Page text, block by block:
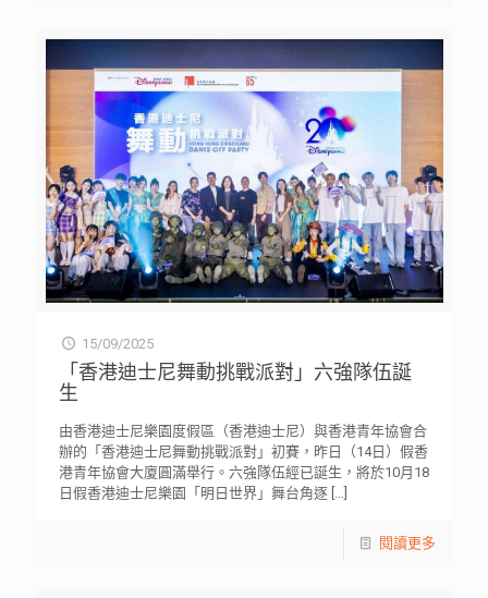
15/09/2025
「香港迪士尼舞動挑戰派對」六強隊伍誕
生
由香港迪士尼樂園度假區（香港迪士尼）與香港青年協會合
辦的「香港迪士尼舞動挑戰派對」初賽，昨日（14日）假香
港青年協會大廈圓滿舉行。六強隊伍經已誕生，將於10月18
日假香港迪士尼樂園「明日世界」舞台角逐[…]
閱讀更多